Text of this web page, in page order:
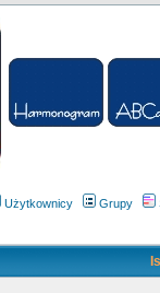
Użytkownicy Grupy